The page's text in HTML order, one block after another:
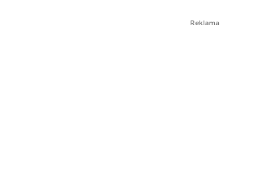
Reklama